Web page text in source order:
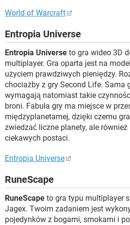
World of Warcraft
Entropia Universe
Entropia Universe to gra wideo 3D
multiplayer. Gra oparta jest na
użyciem prawdziwych pieniędzy.
chociażby z gry Second Life. Sama
wymagają natomiast takie
broni. Fabuła gry ma miejsce w
międzyplanetarnej, dzięki czemu
zwiedzać liczne planety, ale również
ciekawych postaci.
Entropia Universe
RuneScape
RuneScape to gra typu multiplayer
Jagex. Twoim zadaniem jest
pojedynków z bogami, smokami i